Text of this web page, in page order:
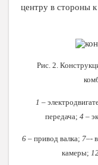
центру в стороны к
Рис. 2.
1 –
передача; 4 –
6– привод валка; 7–-
камеры;